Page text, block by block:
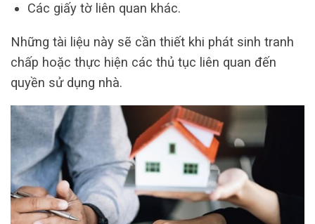
Các giấy tờ liên quan khác.
Những tài liệu này sẽ cần thiết khi phát sinh tranh
chấp hoặc thực hiện các thủ tục liên quan đến
quyền sử dụng nhà.